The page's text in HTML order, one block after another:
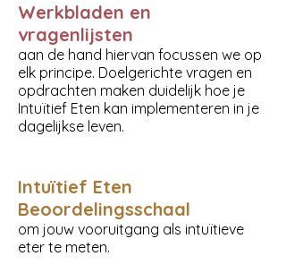
Werkbladen en
vragenlijsten
aan de hand hiervan focussen we op
elk principe. Doelgerichte vragen en
opdrachten maken duidelijk hoe je
Intuïtief Eten kan implementeren in je
dagelijkse leven.
Intuïtief Eten
Beoordelingsschaal
om jouw vooruitgang als intuïtieve
eter te meten.